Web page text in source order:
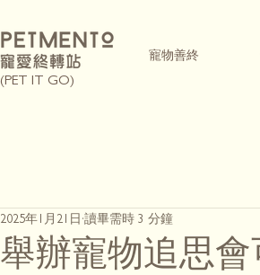
(PET IT GO)
寵物善終
舉辦寵物追思
2025年1月21日 讀畢需時 3 分鐘